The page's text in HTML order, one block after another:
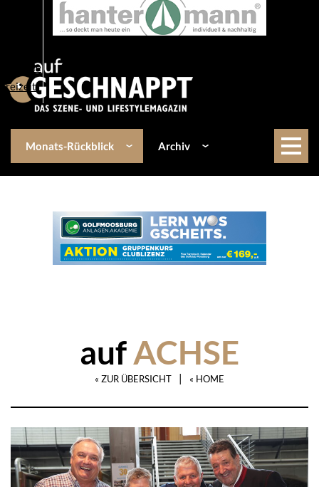
Lifestyle
Freizeit
Monats-Rückblick Archiv
aufACHSE
« ZUR ÜBERSICHT | « HOME